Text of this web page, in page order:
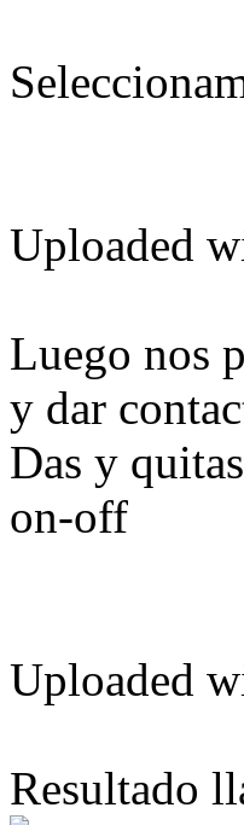
Uploaded
Luego nos
y dar
Das y
on-off
Uploaded
Resultado